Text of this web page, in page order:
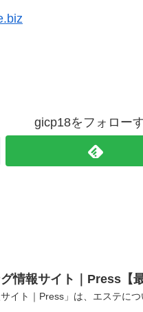
gicp18をフォロー
情報サイト｜Press【最
イト｜Press」は、エステに